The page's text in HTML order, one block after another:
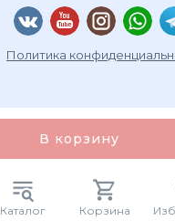
Каталог Корзина
В корзину
Политика